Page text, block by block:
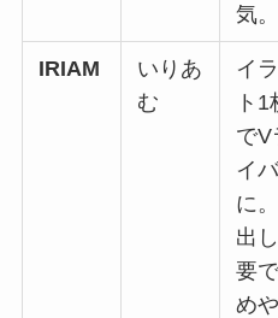
気。
IRIAM
いりあ
む
イ
ト1
でV
イ
に
出
要
め